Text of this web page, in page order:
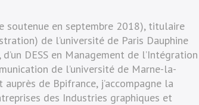
soutenue en septembre 2018), titulaire
de l’université de Paris Dauphine
DESS en Management de l’Intégration
de l’université de Marne-la-
de Bpifrance, j’accompagne la
des Industries graphiques et